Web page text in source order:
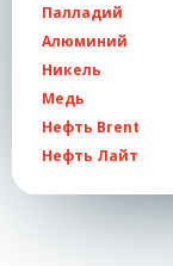
Палладий
Алюминий
Никель
Медь
Нефть Brent
Нефть Лайт